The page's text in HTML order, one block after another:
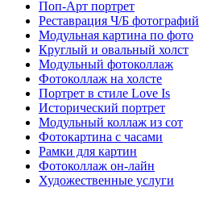
Поп-Арт портрет
Реставрация Ч/Б фотографий
Модульная картина по фото
Круглый и овальный холст
Модульный фотоколлаж
Фотоколлаж на холсте
Портрет в стиле Love Is
Исторический портрет
Модульный коллаж из сот
Фотокартина с часами
Рамки для картин
Фотоколлаж он-лайн
Художественные услуги